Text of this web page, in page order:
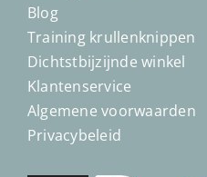
Blog
Training krullenknippen
Dichtstbijzijnde winkel
Klantenservice
Algemene voorwaarden
Privacybeleid